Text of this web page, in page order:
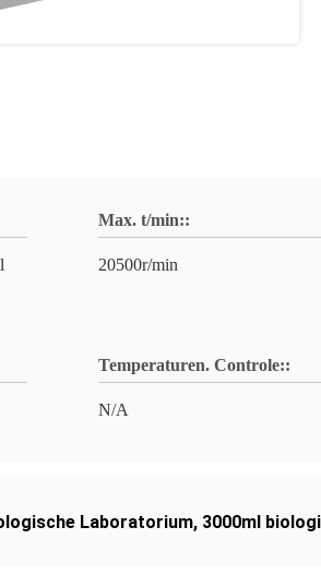
Max. t/min::
20500r/min
Temperaturen. Controle::
N/A
Laboratorium, 3000ml